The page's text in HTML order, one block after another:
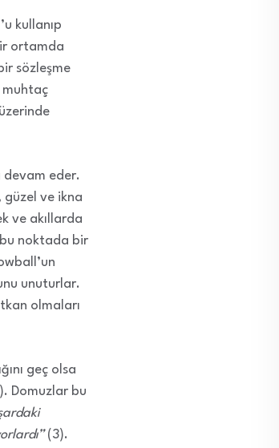
kullanıp
ortamda
sözleşme
muhtaç
devam eder.
güzel ve ikna
ve akıllarda
bu noktada bir
unuturlar.
olmaları
geç olsa
Domuzlar bu
(3).